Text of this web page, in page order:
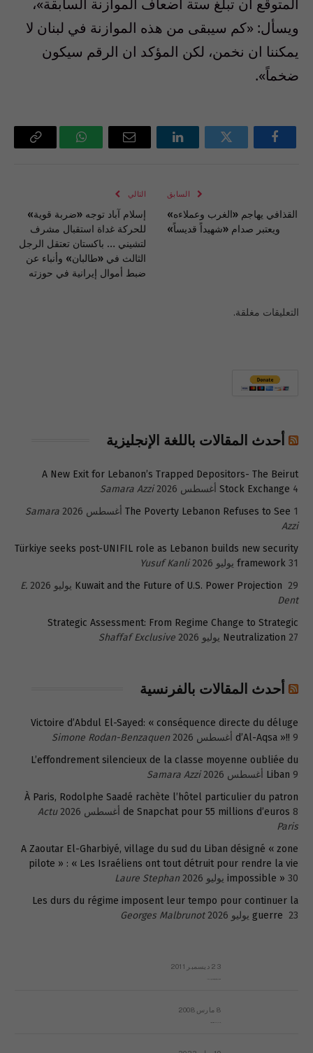
ويسأل: «كم سيبقى من هذه الموازنة في لبنان لا
يمكننا ان نخمن، لكن المؤكد ان الرقم سيكون
ضخماً».
فيسبوك تويتر لينكدإن
البريد
واتساب Copy
السابق
القذافي يهاجم «الغرب وعملاءه»
ويعتبر صدام «شهيداً قديساً»
التالي
إسلام آباد توجه «ضربة قوية»
للحركة غداة استقبال مشرف
لتشيني … باكستان تعتقل الرجل
الثالث في «طالبان» وأنباء عن
ضبط أموال إيرانية في حوزته
التعليقات مغلقة.
أحدث المقالات باللغة الإنجليزية
A New Exit for Lebanon’s Trapped Depositors- The Beirut
Stock Exchange 4 أغسطس 2026
Samara Azzi
The Poverty Lebanon Refuses to See 1 أغسطس 2026
Samara
Azzi
Türkiye seeks post-UNIFIL role as Lebanon builds new security
framework 31 يوليو 2026
Yusuf Kanli
Kuwait and the Future of U.S. Power Projection 29 يوليو 2026
E.
Dent
Strategic Assessment: From Regime Change to Strategic
Neutralization 27 يوليو 2026 Shaffaf Exclusive
أحدث المقالات بالفرنسية
Victoire d’Abdul El-Sayed: « conséquence directe du déluge
d’Al-Aqsa »!! 9 أغسطس 2026
Simone Rodan-Benzaquen
L’effondrement silencieux de la classe moyenne oubliée du
Liban 9 أغسطس 2026
Samara Azzi
À Paris, Rodolphe Saadé rachète l’hôtel particulier du patron
de Snapchat pour 55 millions d’euros 8 أغسطس 2026
Actu
Paris
A Zaoutar El-Gharbiyé, village du sud du Liban désigné « zone
pilote » : « Les Israéliens ont tout détruit pour rendre la vie
impossible » 30 يوليو 2026
Laure Stephan
Les durs du régime imposent leur tempo pour continuer la
guerre 23 يوليو 2026 Georges Malbrunot
23 ديسمبر 2011
8 مارس 2008